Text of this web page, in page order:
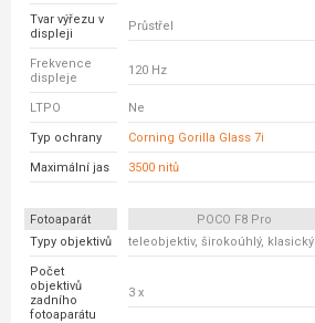
Tvar výřezu v
displeji
Průstřel
Frekvence
displeje
120 Hz
LTPO Ne
Typ ochrany Corning Gorilla Glass 7i
Maximální jas 3500 nitů
Fotoaparát POCO F8 Pro
Typy objektivů
teleobjektiv, širokoúhlý, klasický
Počet
objektivů
zadního
fotoaparátu
3 x